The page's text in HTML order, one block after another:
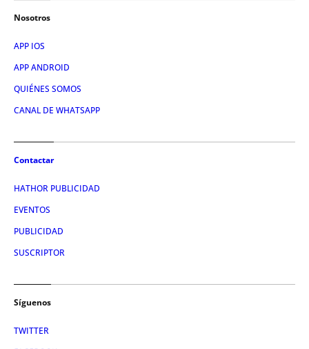
Nosotros
APP IOS
APP ANDROID
QUIÉNES SOMOS
CANAL DE WHATSAPP
Contactar
HATHOR PUBLICIDAD
EVENTOS
PUBLICIDAD
SUSCRIPTOR
Síguenos
TWITTER